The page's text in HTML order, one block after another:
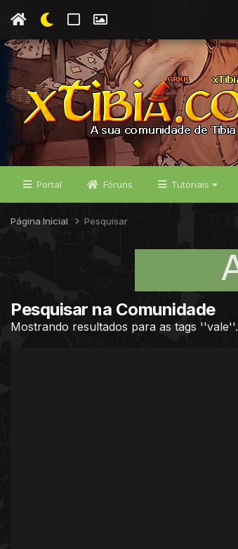
Portal Fóruns Tutoriais
Página Inicial Pesquisar
Pesquisar na Comunidade
Mostrando resultados para as tags ''vale''.